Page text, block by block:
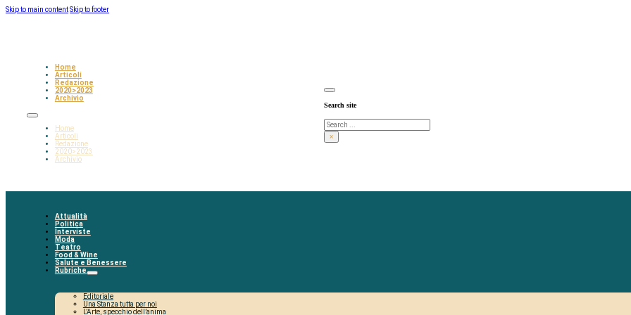
Skip to main contentSkip to footer
Home
Articoli
Redazione
2020>2023
Archivio
Home
Articoli
Redazione
2020>2023
Archivio
Search site
Search
×
Attualità
Politica
Interviste
Moda
Teatro
Food & Wine
Salute e Benessere
Rubriche
Editoriale
Una Stanza tutta per noi
L’Arte, specchio dell’anima